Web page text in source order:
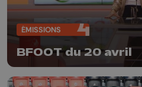
ÉMISSIONS
BFOOT du 20 avril